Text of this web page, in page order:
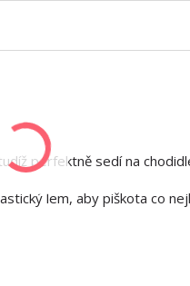
perfektně sedí na
lem, aby piškota co